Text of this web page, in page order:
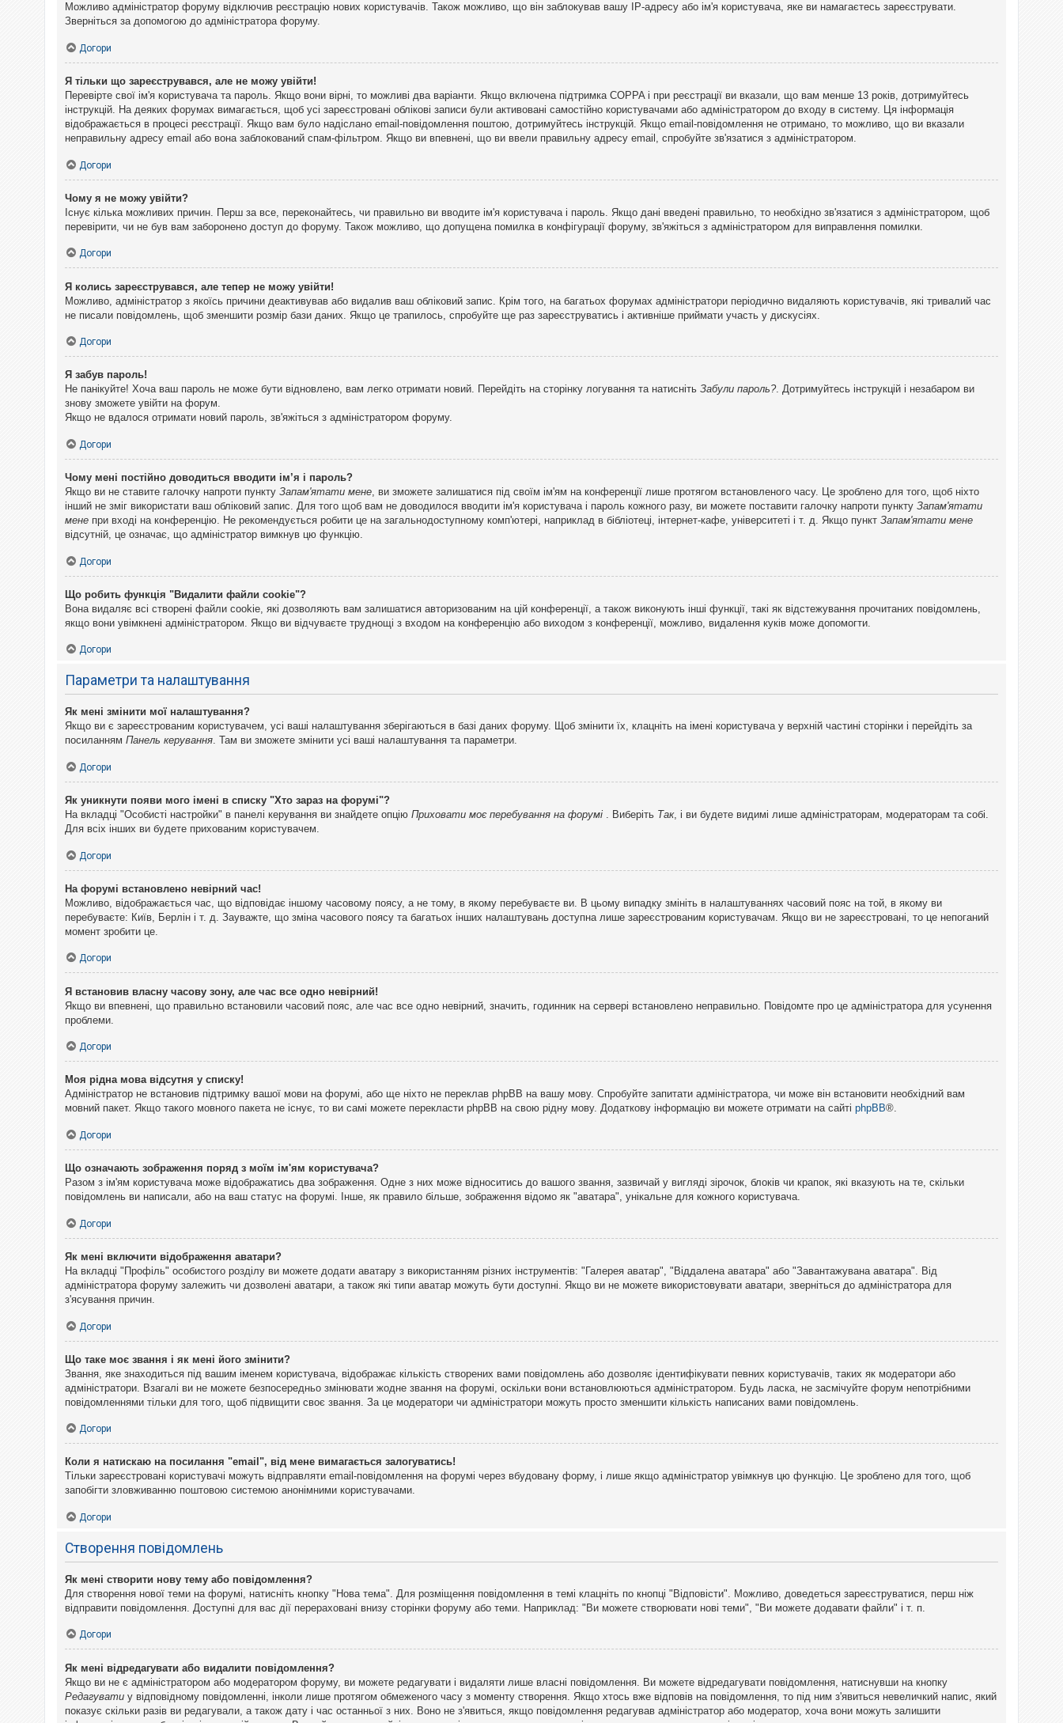
Можливо адміністратор форуму відключив реєстрацію нових користувачів. Також можливо, що він заблокував вашу IP-адресу або ім'я користувача, яке ви намагаєтесь зареєструвати.
Зверніться за допомогою до адміністратора форуму.
Догори
Я тільки що зареєструвався, але не можу увійти!
Перевірте свої ім'я користувача та пароль. Якщо вони вірні, то можливі два варіанти. Якщо включена підтримка COPPA і при реєстрації ви вказали, що вам менше 13 років, дотримуйтесь
інструкцій. На деяких форумах вимагається, щоб усі зареєстровані облікові записи були активовані самостійно користувачами або адміністратором до входу в систему. Ця інформація
відображається в процесі реєстрації. Якщо вам було надіслано email-повідомлення поштою, дотримуйтесь інструкцій. Якщо email-повідомлення не отримано, то можливо, що ви вказали
неправильну адресу email або вона заблокований спам-фільтром. Якщо ви впевнені, що ви ввели правильну адресу email, спробуйте зв'язатися з адміністратором.
Догори
Чому я не можу увійти?
Існує кілька можливих причин. Перш за все, переконайтесь, чи правильно ви вводите ім'я користувача і пароль. Якщо дані введені правильно, то необхідно зв'язатися з адміністратором, щоб
перевірити, чи не був вам заборонено доступ до форуму. Також можливо, що допущена помилка в конфігурації форуму, зв'яжіться з адміністратором для виправлення помилки.
Догори
Я колись зареєструвався, але тепер не можу увійти!
Можливо, адміністратор з якоїсь причини деактивував або видалив ваш обліковий запис. Крім того, на багатьох форумах адміністратори періодично видаляють користувачів, які тривалий час
не писали повідомлень, щоб зменшити розмір бази даних. Якщо це трапилось, спробуйте ще раз зареєструватись і активніше приймати участь у дискусіях.
Догори
Я забув пароль!
Не панікуйте! Хоча ваш пароль не може бути відновлено, вам легко отримати новий. Перейдіть на сторінку логування та натисніть Забули пароль?. Дотримуйтесь інструкцій і незабаром ви
знову зможете увійти на форум.
Якщо не вдалося отримати новий пароль, зв'яжіться з адміністратором форуму.
Догори
Чому мені постійно доводиться вводити ім’я і пароль?
Якщо ви не ставите галочку напроти пункту Запам'ятати мене, ви зможете залишатися під своїм ім'ям на конференції лише протягом встановленого часу. Це зроблено для того, щоб ніхто
інший не зміг використати ваш обліковий запис. Для того щоб вам не доводилося вводити ім'я користувача і пароль кожного разу, ви можете поставити галочку напроти пункту Запам'ятати
мене при вході на конференцію. Не рекомендується робити це на загальнодоступному комп'ютері, наприклад в бібліотеці, інтернет-кафе, університеті і т. д. Якщо пункт Запам'ятати мене
відсутній, це означає, що адміністратор вимкнув цю функцію.
Догори
Що робить функція "Видалити файли cookie"?
Вона видаляє всі створені файли cookie, які дозволяють вам залишатися авторизованим на цій конференції, а також виконують інші функції, такі як відстежування прочитаних повідомлень,
якщо вони увімкнені адміністратором. Якщо ви відчуваєте труднощі з входом на конференцію або виходом з конференції, можливо, видалення куків може допомогти.
Догори
Параметри та налаштування
Як мені змінити мої налаштування?
Якщо ви є зареєстрованим користувачем, усі ваші налаштування зберігаються в базі даних форуму. Щоб змінити їх, клацніть на імені користувача у верхній частині сторінки і перейдіть за
посиланням Панель керування. Там ви зможете змінити усі ваші налаштування та параметри.
Догори
Як уникнути появи мого імені в списку "Хто зараз на форумі"?
На вкладці "Особисті настройки" в панелі керування ви знайдете опцію Приховати моє перебування на форумі . Виберіть Так, і ви будете видимі лише адміністраторам, модераторам та собі.
Для всіх інших ви будете прихованим користувачем.
Догори
На форумі встановлено невірний час!
Можливо, відображається час, що відповідає іншому часовому поясу, а не тому, в якому перебуваєте ви. В цьому випадку змініть в налаштуваннях часовий пояс на той, в якому ви
перебуваєте: Київ, Берлін і т. д. Зауважте, що зміна часового поясу та багатьох інших налаштувань доступна лише зареєстрованим користувачам. Якщо ви не зареєстровані, то це непоганий
момент зробити це.
Догори
Я встановив власну часову зону, але час все одно невірний!
Якщо ви впевнені, що правильно встановили часовий пояс, але час все одно невірний, значить, годинник на сервері встановлено неправильно. Повідомте про це адміністратора для усунення
проблеми.
Догори
Моя рідна мова відсутня у списку!
Адміністратор не встановив підтримку вашої мови на форумі, або ще ніхто не переклав phpBB на вашу мову. Спробуйте запитати адміністратора, чи може він встановити необхідний вам
мовний пакет. Якщо такого мовного пакета не існує, то ви самі можете перекласти phpBB на свою рідну мову. Додаткову інформацію ви можете отримати на сайті phpBB®.
Догори
Що означають зображення поряд з моїм ім'ям користувача?
Разом з ім'ям користувача може відображатись два зображення. Одне з них може відноситись до вашого звання, зазвичай у вигляді зірочок, блоків чи крапок, які вказують на те, скільки
повідомлень ви написали, або на ваш статус на форумі. Інше, як правило більше, зображення відомо як "аватара", унікальне для кожного користувача.
Догори
Як мені включити відображення аватари?
На вкладці "Профіль" особистого розділу ви можете додати аватару з використанням різних інструментів: "Галерея аватар", "Віддалена аватара" або "Завантажувана аватара". Від
адміністратора форуму залежить чи дозволені аватари, а також які типи аватар можуть бути доступні. Якщо ви не можете використовувати аватари, зверніться до адміністратора для
з'ясування причин.
Догори
Що таке моє звання і як мені його змінити?
Звання, яке знаходиться під вашим іменем користувача, відображає кількість створених вами повідомлень або дозволяє ідентифікувати певних користувачів, таких як модератори або
адміністратори. Взагалі ви не можете безпосередньо змінювати жодне звання на форумі, оскільки вони встановлюються адміністратором. Будь ласка, не засмічуйте форум непотрібними
повідомленнями тільки для того, щоб підвищити своє звання. За це модератори чи адміністратори можуть просто зменшити кількість написаних вами повідомлень.
Догори
Коли я натискаю на посилання "email", від мене вимагається залогуватись!
Тільки зареєстровані користувачі можуть відправляти email-повідомлення на форумі через вбудовану форму, і лише якщо адміністратор увімкнув цю функцію. Це зроблено для того, щоб
запобігти зловживанню поштовою системою анонімними користувачами.
Догори
Створення повідомлень
Як мені створити нову тему або повідомлення?
Для створення нової теми на форумі, натисніть кнопку "Нова тема". Для розміщення повідомлення в темі клацніть по кнопці "Відповісти". Можливо, доведеться зареєструватися, перш ніж
відправити повідомлення. Доступні для вас дії перераховані внизу сторінки форуму або теми. Наприклад: "Ви можете створювати нові теми", "Ви можете додавати файли" і т. п.
Догори
Як мені відредагувати або видалити повідомлення?
Якщо ви не є адміністратором або модератором форуму, ви можете редагувати і видаляти лише власні повідомлення. Ви можете відредагувати повідомлення, натиснувши на кнопку
Редагувати у відповідному повідомленні, інколи лише протягом обмеженого часу з моменту створення. Якщо хтось вже відповів на повідомлення, то під ним з'явиться невеличкий напис, який
показує скільки разів ви редагували, а також дату і час останньої з них. Воно не з'явиться, якщо повідомлення редагував адміністратор або модератор, хоча вони можуть залишити